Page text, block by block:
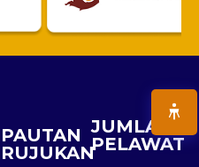
PAUTAN
RUJUKAN
JUMLAH
PELAWAT